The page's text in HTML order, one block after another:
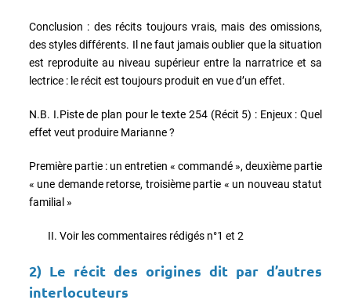
Conclusion : des récits toujours vrais, mais des omissions,
des styles différents. Il ne faut jamais oublier que la situation
est reproduite au niveau supérieur entre la narratrice et sa
lectrice : le récit est toujours produit en vue d’un effet.
N.B. I.Piste de plan pour le texte 254 (Récit 5) : Enjeux : Quel
effet veut produire Marianne ?
Première partie : un entretien « commandé », deuxième partie
« une demande retorse, troisième partie « un nouveau statut
familial »
II. Voir les commentaires rédigés n°1 et 2
2) Le récit des origines dit par d’autres
interlocuteurs